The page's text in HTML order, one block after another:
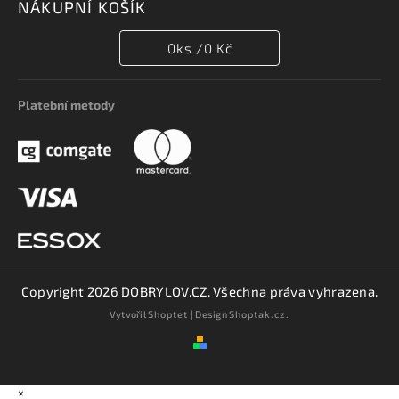
NÁKUPNÍ KOŠÍK
0ks /0 Kč
Platební metody
Copyright 2026 DOBRYLOV.CZ. Všechna práva vyhrazena.
VytvořilShoptet | DesignShoptak.cz.
×